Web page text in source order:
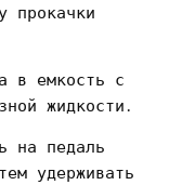
прокачки
в емкость с
жидкости․
на педаль
удерживать